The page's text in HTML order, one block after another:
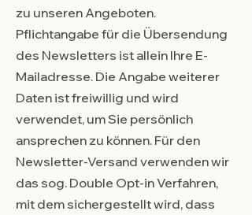
zu unseren Angeboten.
Pflichtangabe für die Übersendung
des Newsletters ist allein Ihre E-
Mailadresse. Die Angabe weiterer
Daten ist freiwillig und wird
verwendet, um Sie persönlich
ansprechen zu können. Für den
Newsletter-Versand verwenden wir
das sog. Double Opt-in Verfahren,
mit dem sichergestellt wird, dass